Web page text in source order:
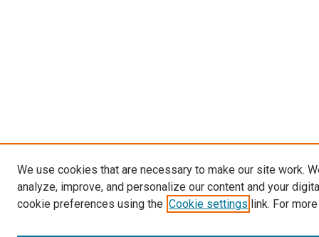
We use cookies that are necessary to make our site work.
analyze, improve, and personalize our content and your
cookie preferences using the Cookie settings link. For